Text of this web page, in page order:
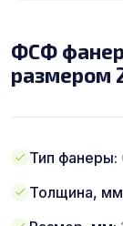
ФСФ
размером
Тип фанеры:
Толщина,